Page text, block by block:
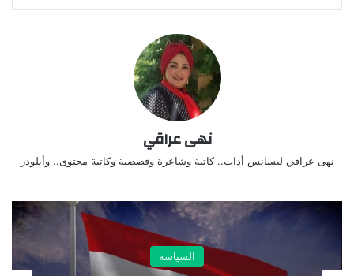
نهى عراقي
نهى عراقي ليسانس أداب.. كاتبة وشاعرة وقصصية وكاتبة محتوى.. وأبلودر
السياسة